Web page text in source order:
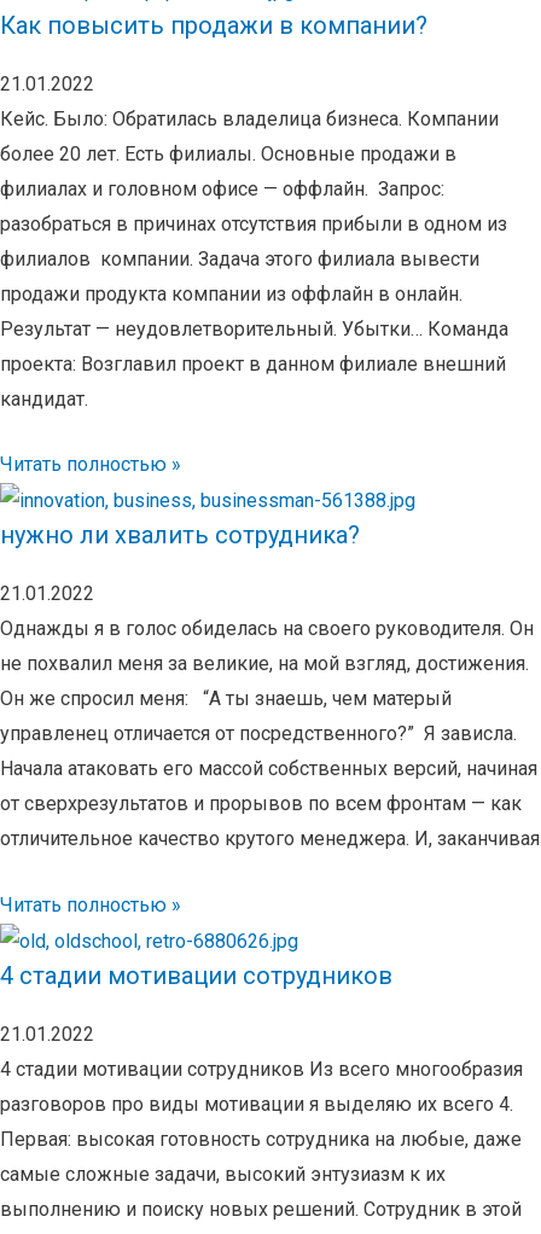
Как повысить продажи в компании?
21.01.2022
Кейс. Было: Обратилась владелица бизнеса. Компании
более 20 лет. Есть филиалы. Основные продажи в
филиалах и головном офисе — оффлайн. Запрос:
разобраться в причинах отсутствия прибыли в одном из
филиалов компании. Задача этого филиала вывести
продажи продукта компании из оффлайн в онлайн.
Результат — неудовлетворительный. Убытки… Команда
проекта: Возглавил проект в данном филиале внешний
кандидат.
Читать полностью »
нужно ли хвалить сотрудника?
21.01.2022
Однажды я в голос обиделась на своего руководителя. Он
не похвалил меня за великие, на мой взгляд, достижения.
Он же спросил меня: “А ты знаешь, чем матерый
управленец отличается от посредственного?” Я зависла.
Начала атаковать его массой собственных версий, начиная
от сверхрезультатов и прорывов по всем фронтам — как
отличительное качество крутого менеджера. И, заканчивая
Читать полностью »
4 стадии мотивации сотрудников
21.01.2022
4 стадии мотивации сотрудников Из всего многообразия
разговоров про виды мотивации я выделяю их всего 4.
Первая: высокая готовность сотрудника на любые, даже
самые сложные задачи, высокий энтузиазм к их
выполнению и поиску новых решений. Сотрудник в этой